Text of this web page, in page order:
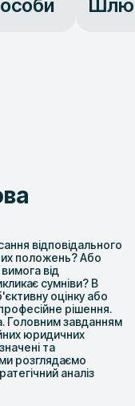
відповідального
положень? Або
від
сумніви? В
оцінку або
рішення.
Головним завданням
юридичних
та
розглядаємо
аналіз